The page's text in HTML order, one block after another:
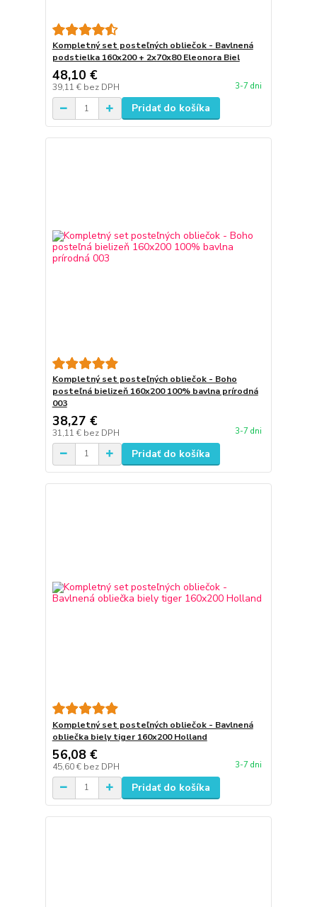
Kompletný set posteľných obliečok - Bavlnená
podstielka 160x200 + 2x70x80 Eleonora Biel
48,10 €
39,11 € bez DPH 3-7 dni
Pridať do košíka
Kompletný set posteľných obliečok - Boho
posteľná bielizeň 160x200 100% bavlna prírodná
003
38,27 €
31,11 € bez DPH 3-7 dni
Pridať do košíka
Kompletný set posteľných obliečok - Bavlnená
obliečka biely tiger 160x200 Holland
56,08 €
45,60 € bez DPH 3-7 dni
Pridať do košíka